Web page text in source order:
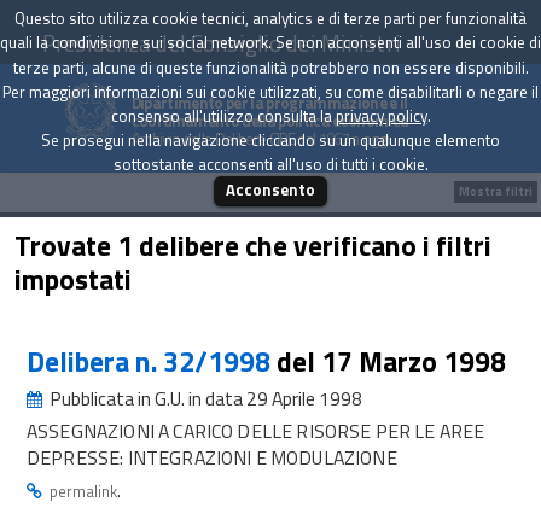
Presidenza del Consiglio dei Ministri
Dipartimento per la programmazione e il
coordinamento della politica economica
Archivio delle Delibere CIPE dal 1967 a oggi
Trovate 1 delibere che verificano i filtri
impostati
Delibera n. 32/1998del 17 Marzo 1998
Pubblicata in G.U. in data 29 Aprile 1998
ASSEGNAZIONI A CARICO DELLE RISORSE PER LE AREE
DEPRESSE: INTEGRAZIONI E MODULAZIONE
permalink.
Mostra filtri
Questo sito utilizza cookie tecnici, analytics e di terze parti per funzionalità
quali la condivisione sui social network. Se non acconsenti all'uso dei cookie di
terze parti, alcune di queste funzionalità potrebbero non essere disponibili.
Per maggiori informazioni sui cookie utilizzati, su come disabilitarli o negare il
consenso all'utilizzo consulta laprivacy policy.
Se prosegui nella navigazione cliccando su un qualunque elemento
sottostante acconsenti all'uso di tutti i cookie.
Acconsento